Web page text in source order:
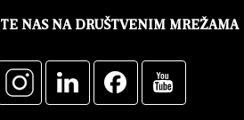
NAS NA DRUŠTVENIM MREŽAMA